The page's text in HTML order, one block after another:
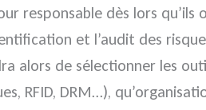
responsable dès lors qu’ils
et l’audit des
alors de sélectionner les
RFID, DRM…),